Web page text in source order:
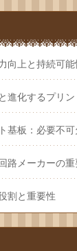
向上と持続可能
進化するプリ
基板：必要不
路メーカーの
割と重要性